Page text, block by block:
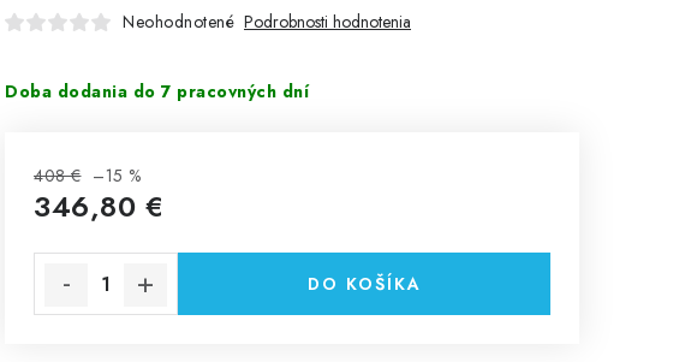
Neohodnotené Podrobnosti hodnotenia
Doba dodania do 7 pracovných dní
408 € –15 %
346,80 €
DO KOŠÍKA